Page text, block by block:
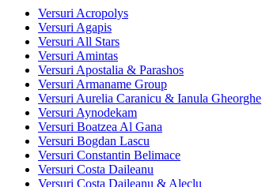
Versuri Acropolys
Versuri Agapis
Versuri All Stars
Versuri Amintas
Versuri Apostalia & Parashos
Versuri Armaname Group
Versuri Aurelia Caranicu & Ianula Gheorghe
Versuri Aynodekam
Versuri Boatzea Al Gana
Versuri Bogdan Lascu
Versuri Constantin Belimace
Versuri Costa Daileanu
Versuri Costa Daileanu & Aleclu